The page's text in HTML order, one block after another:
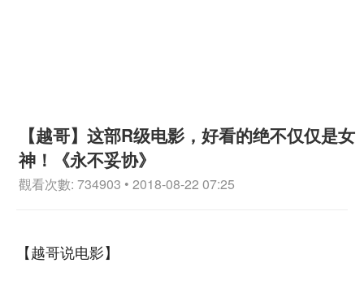
【越哥】这部R级电影，好看的绝不仅仅是女
神！《永不妥协》
觀看次數: 734903 • 2018-08-22 07:25
【越哥说电影】